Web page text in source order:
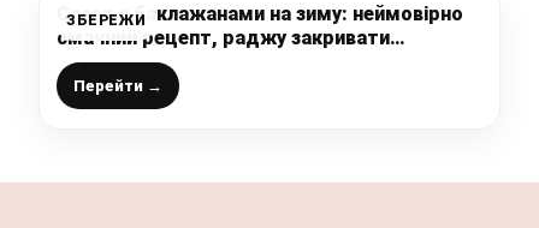
ЗБЕРЕЖИ
Салат з баклажанами на зиму: неймовірно
смачний рецепт, раджу закривати
побільше
Перейти →